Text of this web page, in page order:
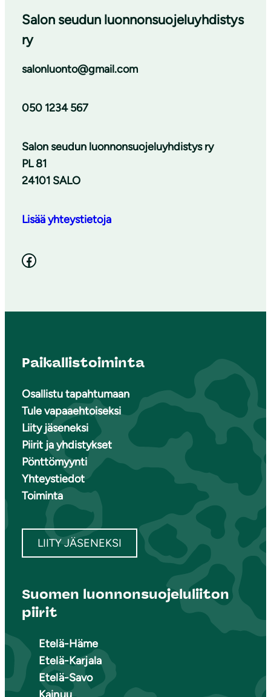
Salon seudun luonnonsuojeluyhdistys
ry
salonluonto@gmail.com
050 1234 567
Salon seudun luonnonsuojeluyhdistys ry
PL 81
24101 SALO
Lisää yhteystietoja
Facebook
Paikallistoiminta
Osallistu tapahtumaan
Tule vapaaehtoiseksi
Liity jäseneksi
Piirit ja yhdistykset
Pönttömyynti
Yhteystiedot
Toiminta
LIITY JÄSENEKSI
Suomen luonnonsuojeluliiton
piirit
Etelä-Häme
Etelä-Karjala
Etelä-Savo